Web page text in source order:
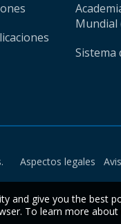
Mundial
Sistema
Aspectos legales
and give you the best
To learn more about